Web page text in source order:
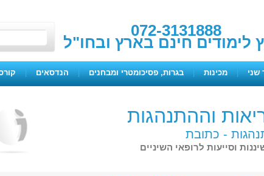
072-3131888
לימודים חינם בארץ ובחו"ל
שני | מכינות | בגרות, פסיכומטרי ומבחנים | הנדסאים |
וההתנהגות
- כתובת
וסייעות לרופאי השיניים